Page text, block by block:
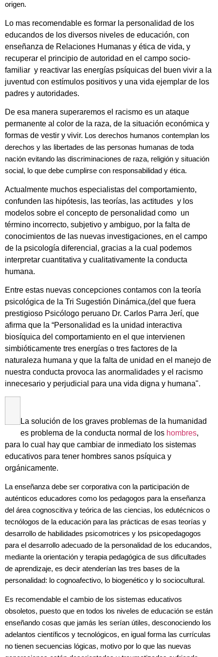
origen.
Lo mas recomendable es formar la personalidad de los
educandos de los diversos niveles de educación, con
enseñanza de Relaciones Humanas y ética de vida, y
recuperar el principio de autoridad en el campo socio-
familiar y reactivar las energías psíquicas del buen vivir a la
juventud con estímulos positivos y una vida ejemplar de los
padres y autoridades.
De esa manera superaremos el racismo es un ataque
permanente al color de la raza, de la situación económica y
formas de vestir y vivir. Los derechos humanos contemplan los
derechos y las libertades de las personas humanas de toda
nación evitando las discriminaciones de raza, religión y situación
social, lo que debe cumplirse con responsabilidad y ética.
Actualmente muchos especialistas del comportamiento,
confunden las hipótesis, las teorías, las actitudes y los
modelos sobre el concepto de personalidad como un
término incorrecto, subjetivo y ambiguo, por la falta de
conocimientos de las nuevas investigaciones, en el campo
de la psicología diferencial, gracias a la cual podemos
interpretar cuantitativa y cualitativamente la conducta
humana.
Entre estas nuevas concepciones contamos con la teoría
psicológica de la Tri Sugestión Dinámica,(del que fuera
prestigioso Psicólogo peruano Dr. Carlos Parra Jerí, que
afirma que la “Personalidad es la unidad interactiva
biosíquica del comportamiento en el que intervienen
simbióticamente tres energías o tres factores de la
naturaleza humana y que la falta de unidad en el manejo de
nuestra conducta provoca las anormalidades y el racismo
innecesario y perjudicial para una vida digna y humana".
La solución de los graves problemas de la humanidad
es problema de la conducta normal de los hombres,
para lo cual hay que cambiar de inmediato los sistemas
educativos para tener hombres sanos psíquica y
orgánicamente.
La enseñanza debe ser corporativa con la participación de
auténticos educadores como los pedagogos para la enseñanza
del área cognoscitiva y teórica de las ciencias, los edutécnicos o
tecnólogos de la educación para las prácticas de esas teorías y
desarrollo de habilidades psicomotrices y los psicopedagogos
para el desarrollo adecuado de la personalidad de los educandos,
mediante la orientación y terapia pedagógica de sus dificultades
de aprendizaje, es decir atenderían las tres bases de la
personalidad: lo cognoafectivo, lo biogenético y lo sociocultural.
Es recomendable el cambio de los sistemas educativos
obsoletos, puesto que en todos los niveles de educación se están
enseñando cosas que jamás les serían útiles, desconociendo los
adelantos científicos y tecnológicos, en igual forma las currículas
no tienen secuencias lógicas, motivo por lo que las nuevas